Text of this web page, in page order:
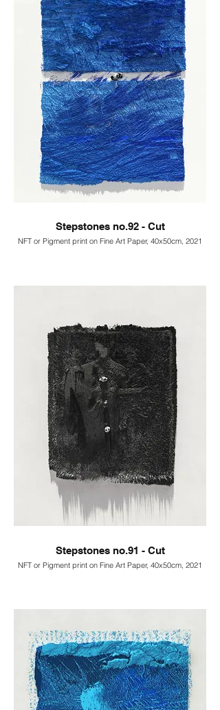
Stepstones no.92 - Cut
NFT or Pigment print on Fine Art Paper, 40x50cm, 2021
Stepstones no.91 - Cut
NFT or Pigment print on Fine Art Paper, 40x50cm, 2021